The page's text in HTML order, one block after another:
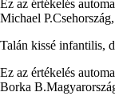
Ez az értékelés
Michael P.Csehország,
Talán kissé infantilis,
Ez az értékelés
Borka B.